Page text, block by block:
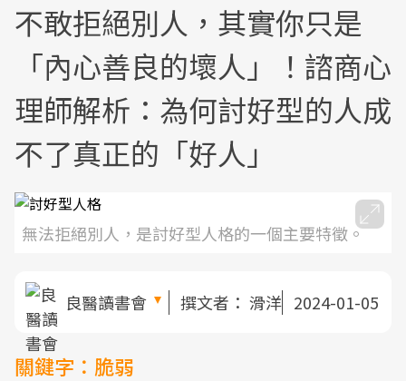
不敢拒絕別人，其實你只是
「內心善良的壞人」！諮商心
理師解析：為何討好型的人成
不了真正的「好人」
無法拒絕別人，是討好型人格的一個主要特徵。
良醫讀書會 撰文者： 滑洋 2024-01-05
關鍵字：脆弱